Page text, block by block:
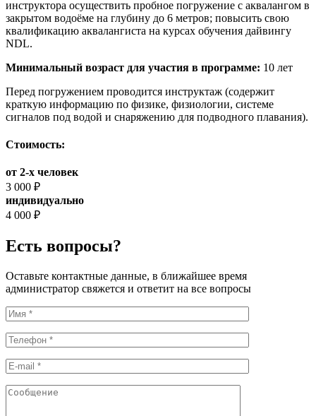
инструктора осуществить пробное погружение с аквалангом в
закрытом водоёме на глубину до 6 метров; повысить свою
квалификацию аквалангиста на курсах обучения дайвингу
NDL.
Минимальный возраст для участия в программе: 10 лет
Перед погружением проводится инструктаж (содержит
краткую информацию по физике, физиологии, системе
сигналов под водой и снаряжению для подводного плавания).
Стоимость:
от 2-х человек
3 000 ₽
индивидуально
4 000 ₽
Есть вопросы?
Оставьте контактные данные, в ближайшее время
администратор свяжется и ответит на все вопросы